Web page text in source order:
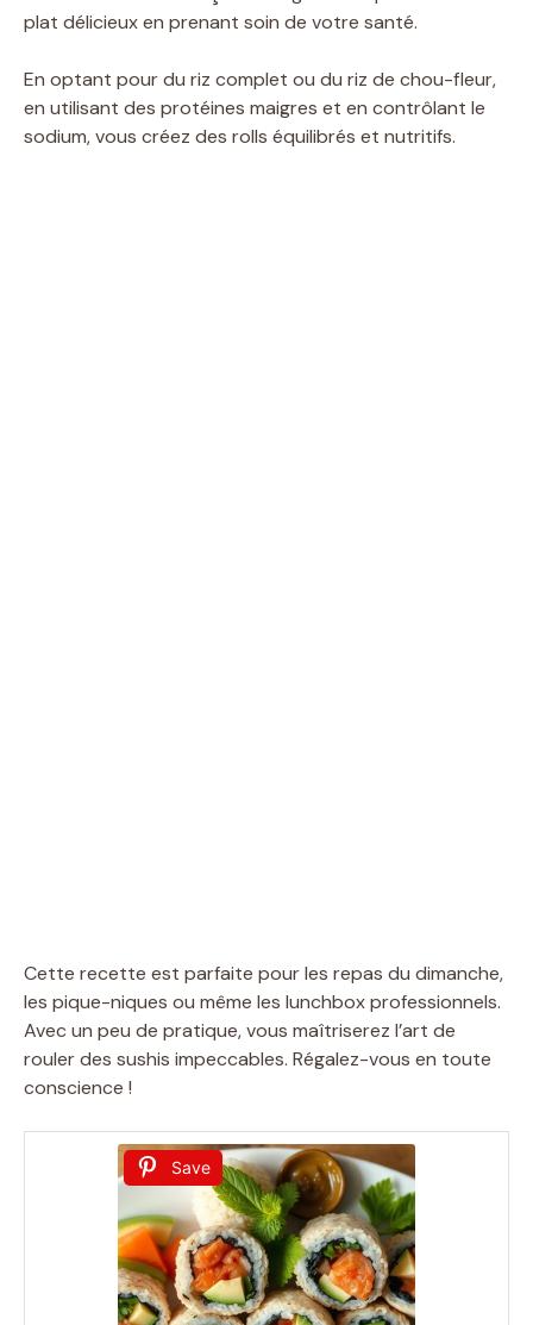
plat délicieux en prenant soin de votre santé.
En optant pour du riz complet ou du riz de chou-fleur,
en utilisant des protéines maigres et en contrôlant le
sodium, vous créez des rolls équilibrés et nutritifs.
Cette recette est parfaite pour les repas du dimanche,
les pique-niques ou même les lunchbox professionnels.
Avec un peu de pratique, vous maîtriserez l’art de
rouler des sushis impeccables. Régalez-vous en toute
conscience !
Save